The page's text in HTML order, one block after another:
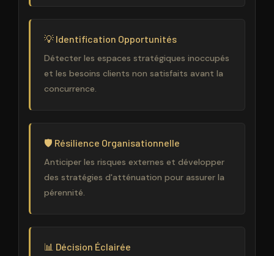
💡 Identification Opportunités
Détecter les espaces stratégiques inoccupés
et les besoins clients non satisfaits avant la
concurrence.
🛡️ Résilience Organisationnelle
Anticiper les risques externes et développer
des stratégies d'atténuation pour assurer la
pérennité.
📊 Décision Éclairée